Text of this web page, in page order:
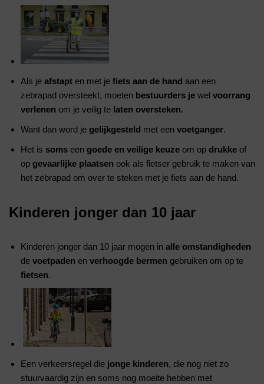
Als je afstapt en met je fiets aan de hand aan een
zebrapad oversteekt, moeten bestuurders je wel voorrang
verlenen om je veilig te laten oversteken.
Want dan word je gelijkgesteld met een voetganger.
Het is soms een goede en veilige keuze om op drukke of
op gevaarlijke plaatsen ook als fietser gebruik te maken van
het zebrapad om over te steken met je fiets aan de hand.
Kinderen jonger dan 10 jaar
Kinderen jonger dan 10 jaar mogen in alle omstandigheden
de voetpaden en verhoogde bermen gebruiken om op te
fietsen.
Een verkeersregel die jonge kinderen, die nog niet zo
stuurvaardig zijn en soms nog moeite hebben met